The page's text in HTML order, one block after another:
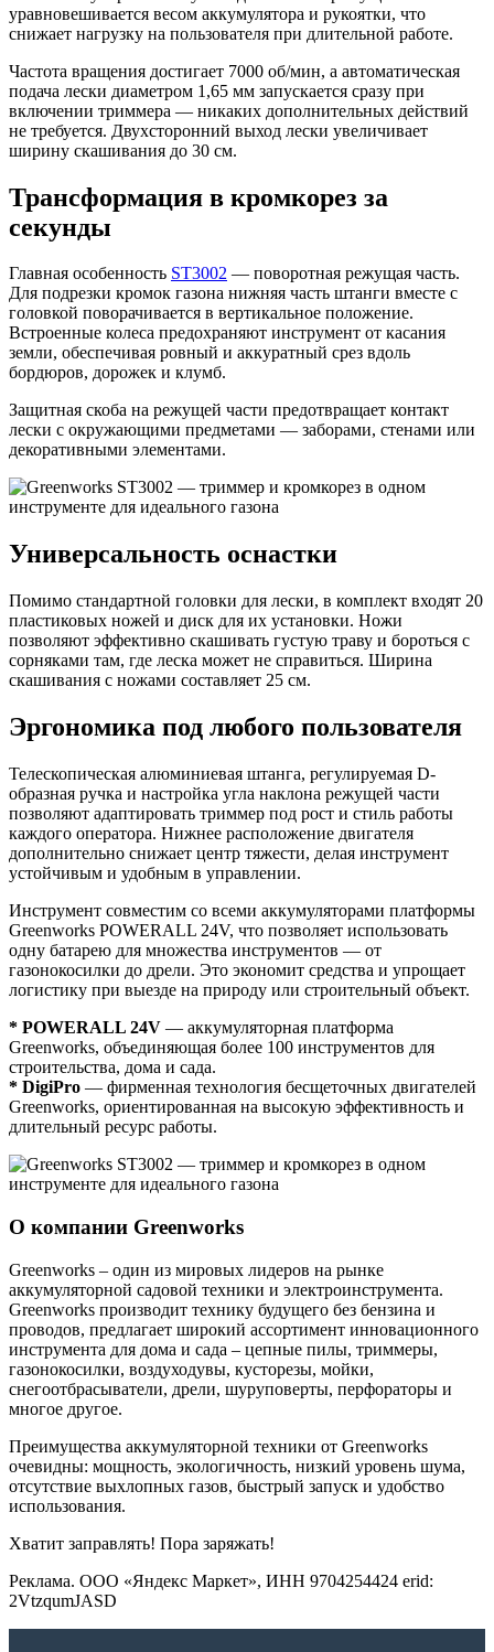
уравновешивается весом аккумулятора и рукоятки, что
снижает нагрузку на пользователя при длительной работе.
Частота вращения достигает 7000 об/мин, а автоматическая
подача лески диаметром 1,65 мм запускается сразу при
включении триммера — никаких дополнительных действий
не требуется. Двухсторонний выход лески увеличивает
ширину скашивания до 30 см.
Трансформация в кромкорез за
секунды
Главная особенность ST3002 — поворотная режущая часть.
Для подрезки кромок газона нижняя часть штанги вместе с
головкой поворачивается в вертикальное положение.
Встроенные колеса предохраняют инструмент от касания
земли, обеспечивая ровный и аккуратный срез вдоль
бордюров, дорожек и клумб.
Защитная скоба на режущей части предотвращает контакт
лески с окружающими предметами — заборами, стенами или
декоративными элементами.
Универсальность оснастки
Помимо стандартной головки для лески, в комплект входят 20
пластиковых ножей и диск для их установки. Ножи
позволяют эффективно скашивать густую траву и бороться с
сорняками там, где леска может не справиться. Ширина
скашивания с ножами составляет 25 см.
Эргономика под любого пользователя
Телескопическая алюминиевая штанга, регулируемая D-
образная ручка и настройка угла наклона режущей части
позволяют адаптировать триммер под рост и стиль работы
каждого оператора. Нижнее расположение двигателя
дополнительно снижает центр тяжести, делая инструмент
устойчивым и удобным в управлении.
Инструмент совместим со всеми аккумуляторами платформы
Greenworks POWERALL 24V, что позволяет использовать
одну батарею для множества инструментов — от
газонокосилки до дрели. Это экономит средства и упрощает
логистику при выезде на природу или строительный объект.
* POWERALL 24V — аккумуляторная платформа
Greenworks, объединяющая более 100 инструментов для
строительства, дома и сада.
* DigiPro — фирменная технология бесщеточных двигателей
Greenworks, ориентированная на высокую эффективность и
длительный ресурс работы.
О компании Greenworks
Greenworks – один из мировых лидеров на рынке
аккумуляторной садовой техники и электроинструмента.
Greenworks производит технику будущего без бензина и
проводов, предлагает широкий ассортимент инновационного
инструмента для дома и сада – цепные пилы, триммеры,
газонокосилки, воздуходувы, кусторезы, мойки,
снегоотбрасыватели, дрели, шуруповерты, перфораторы и
многое другое.
Преимущества аккумуляторной техники от Greenworks
очевидны: мощность, экологичность, низкий уровень шума,
отсутствие выхлопных газов, быстрый запуск и удобство
использования.
Хватит заправлять! Пора заряжать!
Реклама. ООО «Яндекс Маркет», ИНН 9704254424 erid:
2VtzqumJASD